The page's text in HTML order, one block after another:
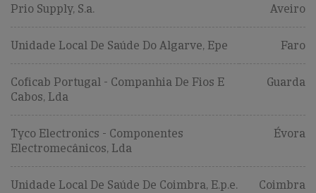
Prio Supply, S.a. Aveiro
Unidade Local De Saúde Do Algarve, Epe Faro
Coficab Portugal - Companhia De Fios E
Cabos, Lda
Guarda
Tyco Electronics - Componentes
Electromecânicos, Lda
Évora
Unidade Local De Saúde De Coimbra, E.p.e. Coimbra